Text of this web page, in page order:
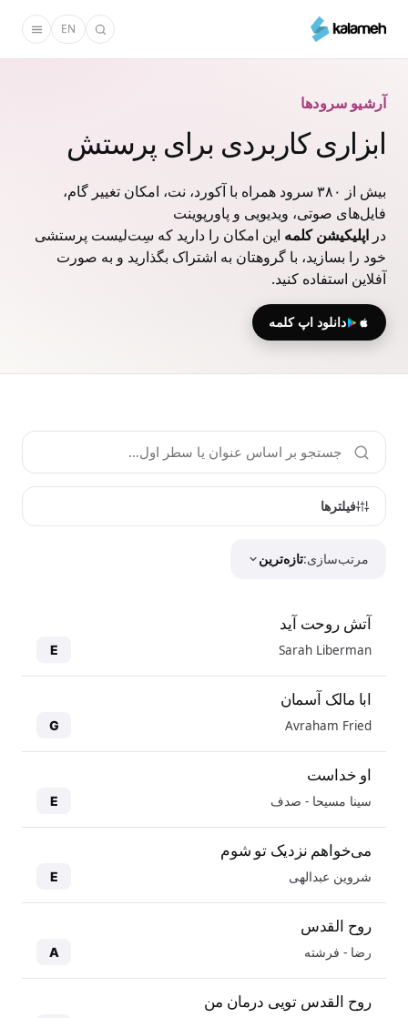
محتوای
EN
آرشیو سرودها
ابزاری کاربردی برای پرستش
بیش از ۳۸۰ سرود همراه با آکورد، نت، امکان تغییر گام،
فایل‌های صوتی، ویدیویی و پاورپوینت
در اپلیکیشن کلمه این امکان را دارید که سِت‌لیست پرستشی
خود را بسازید، با گروهتان به اشتراک بگذارید و به صورت
آفلاین استفاده کنید.
دانلود اپ کلمه
فیلترها
مرتب‌سازی:تازه‌ترین
آتش روحت آید
Sarah Liberman
E
ابا مالک آسمان
Avraham Fried
G
او خداست
سینا مسیحا - صدف E
می‌خواهم نزدیک تو شوم
شروین عبدالهی E
روح القدس
رضا - فرشته A
روح القدس تویی درمان من